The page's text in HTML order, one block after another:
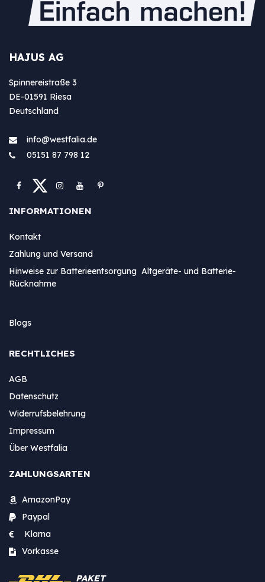
HAJUS AG
Spinnereistraße 3
DE-01591 Riesa
Deutschland
info@westfa​lia.de
05151 87 798 12
INFORMATIONEN
Kontakt
Zahlung und Versand
Hinweise zur Batterieentsorgung Altgeräte- und Batterie-
Rücknahme
Blogs
RECHTLICHES
AGB
Datenschutz
Widerrufsbelehrung
Impressum
Über Westfalia
ZAHLUNGSARTEN
AmazonPay
Paypal
Klarna
Vorkasse
PAKET